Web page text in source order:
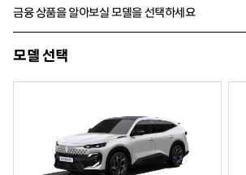
금융 상품을 알아보실 모델을 선택하세요
모델 선택